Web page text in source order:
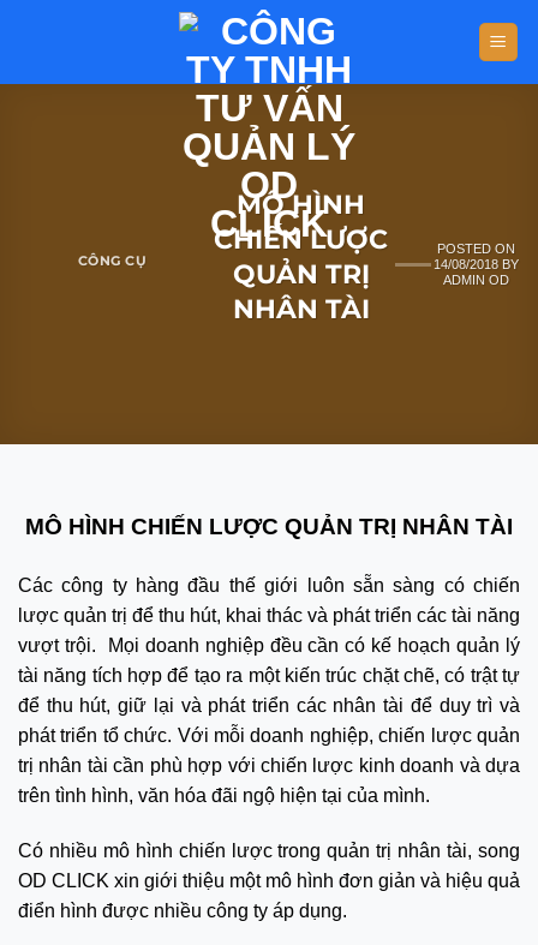
CÔNG CỤ
MÔ HÌNH
CHIẾN LƯỢC
QUẢN TRỊ
NHÂN TÀI
POSTED ON
14/08/2018 BY
ADMIN OD
MÔ HÌNH CHIẾN LƯỢC QUẢN TRỊ NHÂN TÀI
Các công ty hàng đầu thế giới luôn sẵn sàng có chiến
lược quản trị để thu hút, khai thác và phát triển các tài năng
vượt trội. Mọi doanh nghiệp đều cần có kế hoạch quản lý
tài năng tích hợp để tạo ra một kiến ​​trúc chặt chẽ, có trật tự
để thu hút, giữ lại và phát triển các nhân tài để duy trì và
phát triển tổ chức. Với mỗi doanh nghiệp, chiến lược quản
trị nhân tài cần phù hợp với chiến lược kinh doanh và dựa
trên tình hình, văn hóa đãi ngộ hiện tại của mình.
Có nhiều mô hình chiến lược trong quản trị nhân tài, song
OD CLICK xin giới thiệu một mô hình đơn giản và hiệu quả
điển hình được nhiều công ty áp dụng.